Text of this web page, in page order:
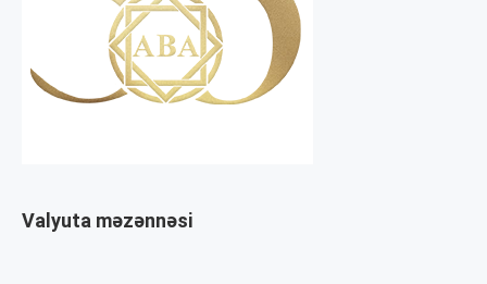
Valyuta məzənnəsi